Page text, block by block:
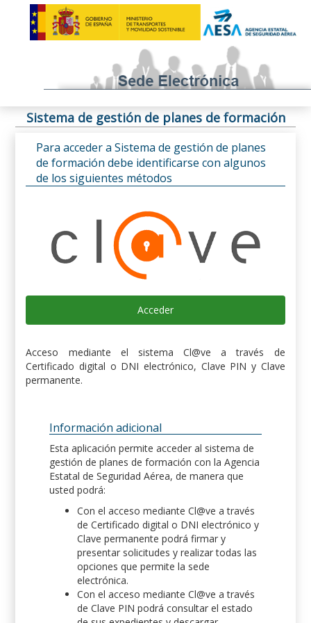
Sistema de gestión de planes de formación
Para acceder a Sistema de gestión de planes
de formación debe identificarse con algunos
de los siguientes métodos
Acceder
Acceso mediante el sistema Cl@ve a través de
Certificado digital o DNI electrónico, Clave PIN y Clave
permanente.
Información adicional
Esta aplicación permite acceder al sistema de
gestión de planes de formación con la Agencia
Estatal de Seguridad Aérea, de manera que
usted podrá:
Con el acceso mediante Cl@ve a través
de Certificado digital o DNI electrónico y
Clave permanente podrá firmar y
presentar solicitudes y realizar todas las
opciones que permite la sede
electrónica.
Con el acceso mediante Cl@ve a través
de Clave PIN podrá consultar el estado